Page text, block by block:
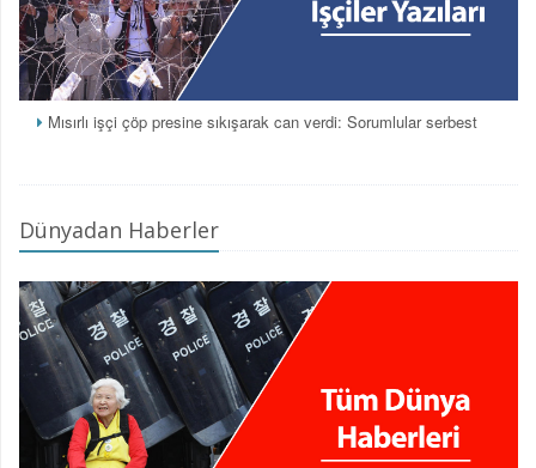
Mısırlı işçi çöp presine sıkışarak can verdi: Sorumlular serbest
Dünyadan Haberler